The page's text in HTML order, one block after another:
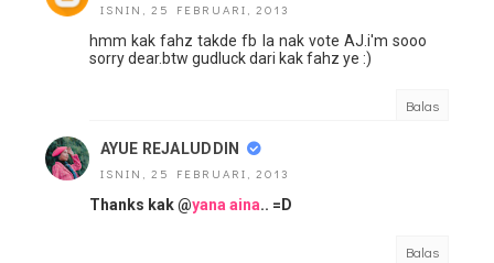
ISNIN, 25 FEBRUARI, 2013
hmm kak fahz takde fb la nak vote AJ.i'm sooo
sorry dear.btw gudluck dari kak fahz ye :)
Balas
AYUE REJALUDDIN
ISNIN, 25 FEBRUARI, 2013
Thanks kak @yana aina.. =D
Balas